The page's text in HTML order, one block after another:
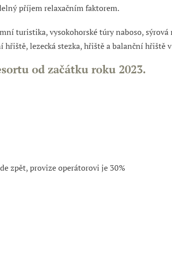
příjemrelaxačním faktorem.
turistika, vysokohorské túry naboso,
lezecká stezka, hřiště a balanční hřiště
od začátku roku 2023.
zpět, provize operátorovi je 30%